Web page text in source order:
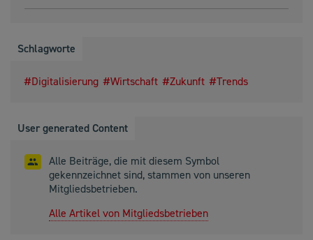
Schlagworte
Digitalisierung Wirtschaft Zukunft Trends
User generated Content
Alle Beiträge, die mit diesem Symbol
gekennzeichnet sind, stammen von unseren
Mitgliedsbetrieben.
Alle Artikel von Mitgliedsbetrieben